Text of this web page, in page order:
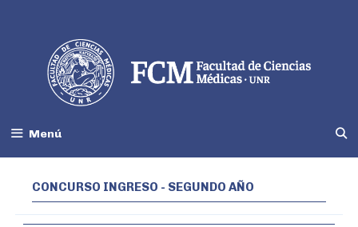
Menú
CONCURSO INGRESO - SEGUNDO AÑO